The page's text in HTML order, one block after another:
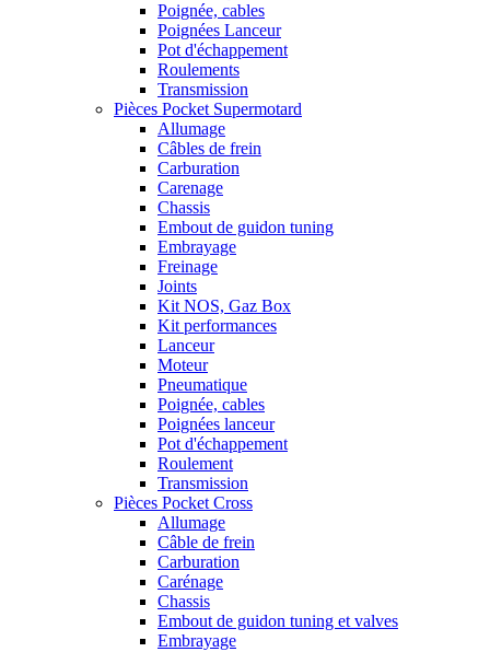
Poignée, cables
Poignées Lanceur
Pot d'échappement
Roulements
Transmission
Pièces Pocket Supermotard
Allumage
Câbles de frein
Carburation
Carenage
Chassis
Embout de guidon tuning
Embrayage
Freinage
Joints
Kit NOS, Gaz Box
Kit performances
Lanceur
Moteur
Pneumatique
Poignée, cables
Poignées lanceur
Pot d'échappement
Roulement
Transmission
Pièces Pocket Cross
Allumage
Câble de frein
Carburation
Carénage
Chassis
Embout de guidon tuning et valves
Embrayage